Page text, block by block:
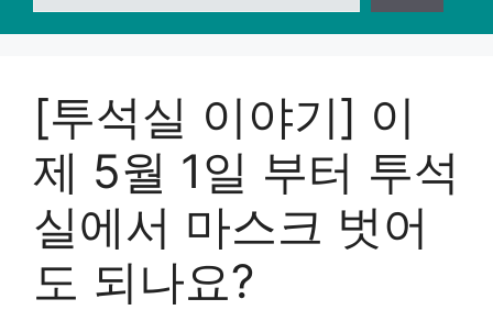
[투석실 이야기] 이
제 5월 1일 부터 투석
실에서 마스크 벗어
도 되나요?